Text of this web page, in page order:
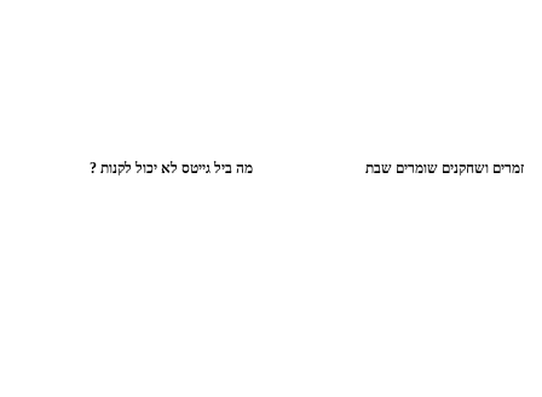
זמרים ושחקנים שומרים שבת מה ביל גייטס לא יכול לקנות ?